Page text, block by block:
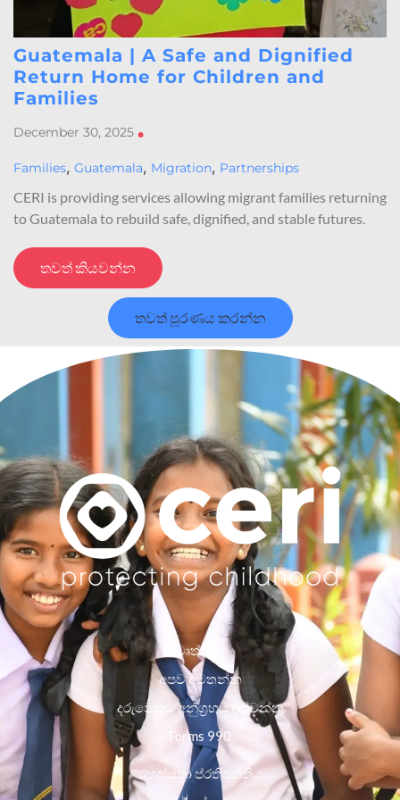
Guatemala | A Safe and Dignified
Return Home for Children and
Families
December 30, 2025 •
Families, Guatemala, Migration, Partnerships
CERI is providing services allowing migrant families returning
to Guatemala to rebuild safe, dignified, and stable futures.
තවත් කියවන්න
තවත් පූරණය කරන්න
වෘත්තීන්
අපව අමතන්න
දරුවෙකුට අනුග්‍රහය දක්වන්න
Forms 990
රහස්යතා ප්රතිපත්තිය